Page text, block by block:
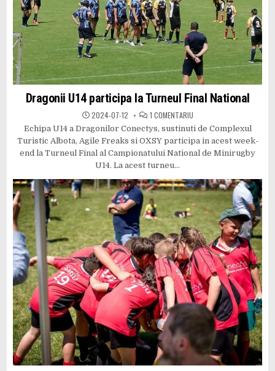
Dragonii U14 participa la Turneul Final National
2024-07-12 1 COMENTARIULA
DRAGONII
U14
PARTICIPA
LA
TURNEUL
FINAL
Echipa U14 a Dragonilor Conectys, sustinuti de Complexul
Turistic Albota, Agile Freaks si OXSY participa in acest week-
end la Turneul Final al Campionatului National de Minirugby
U14. La acest turneu…